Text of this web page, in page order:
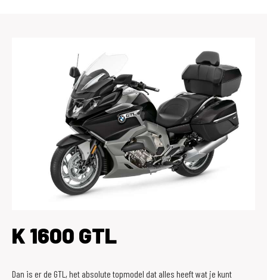
K 1600 GTL
Dan is er de GTL, het absolute topmodel dat alles heeft wat je kunt